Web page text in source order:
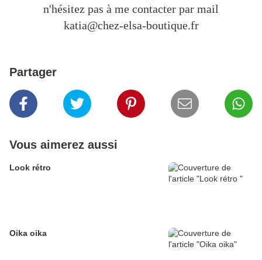
n'hésitez pas à me contacter par mail
katia@chez-elsa-boutique.fr
Partager
Vous aimerez aussi
Look rétro
Oika oika